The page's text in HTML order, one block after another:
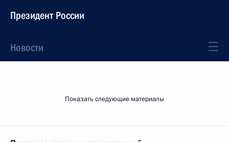
Президент России
Новости
Показать следующие материалы